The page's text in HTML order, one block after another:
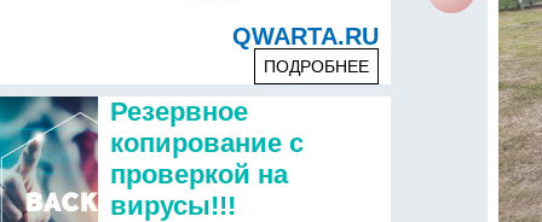
QWARTA.RU
ПОДРОБНЕЕ
Резервное
копирование с
проверкой на
вирусы!!!